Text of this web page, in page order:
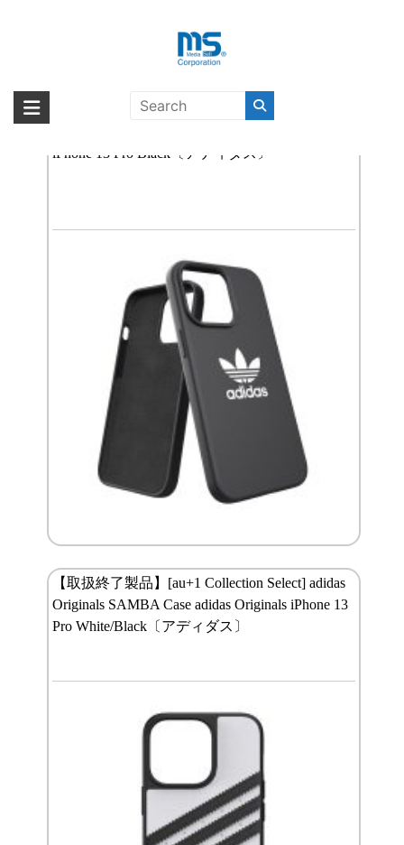
海外輸入ブランド商品｜株式会社
海外事業部が取り揃えている海外輸入商品には、日本では珍しい「海外ブ
ランド」をはじめ「ユニークな商品」「機能的な商品」「コストパフォー
iPhone 13 Pro Black〔アディダス〕
【取扱終了製品】[au+1 Collection Select] adidas
Originals SAMBA Case adidas Originals iPhone 13
Pro White/Black〔アディダス〕